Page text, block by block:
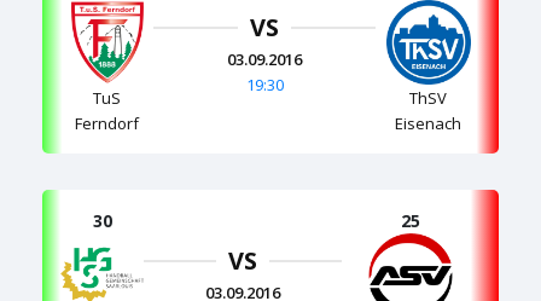
TuS
Ferndorf
VS
03.09.2016
19:30
ThSV
Eisenach
30
VS
03.09.2016
25